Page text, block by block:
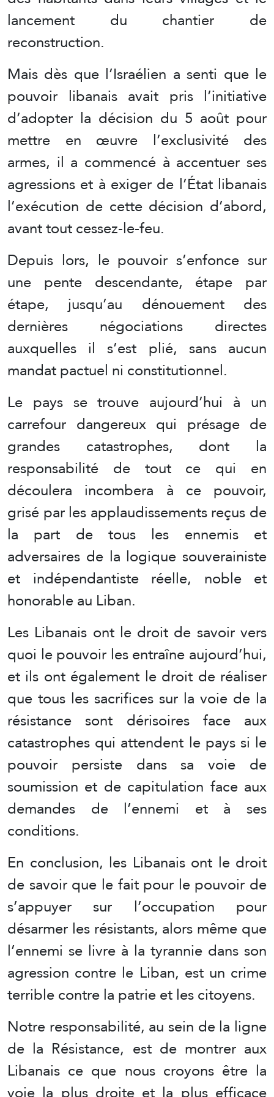
lancement du chantier de
reconstruction.
Mais dès que l’Israélien a senti que le
pouvoir libanais avait pris l’initiative
d’adopter la décision du 5 août pour
mettre en œuvre l’exclusivité des
armes, il a commencé à accentuer ses
agressions et à exiger de l’État libanais
l’exécution de cette décision d’abord,
avant tout cessez-le-feu.
Depuis lors, le pouvoir s’enfonce sur
une pente descendante, étape par
étape, jusqu’au dénouement des
dernières négociations directes
auxquelles il s’est plié, sans aucun
mandat pactuel ni constitutionnel.
Le pays se trouve aujourd’hui à un
carrefour dangereux qui présage de
grandes catastrophes, dont la
responsabilité de tout ce qui en
découlera incombera à ce pouvoir,
grisé par les applaudissements reçus de
la part de tous les ennemis et
adversaires de la logique souverainiste
et indépendantiste réelle, noble et
honorable au Liban.
Les Libanais ont le droit de savoir vers
quoi le pouvoir les entraîne aujourd’hui,
et ils ont également le droit de réaliser
que tous les sacrifices sur la voie de la
résistance sont dérisoires face aux
catastrophes qui attendent le pays si le
pouvoir persiste dans sa voie de
soumission et de capitulation face aux
demandes de l’ennemi et à ses
conditions.
En conclusion, les Libanais ont le droit
de savoir que le fait pour le pouvoir de
s’appuyer sur l’occupation pour
désarmer les résistants, alors même que
l’ennemi se livre à la tyrannie dans son
agression contre le Liban, est un crime
terrible contre la patrie et les citoyens.
Notre responsabilité, au sein de la ligne
de la Résistance, est de montrer aux
Libanais ce que nous croyons être la